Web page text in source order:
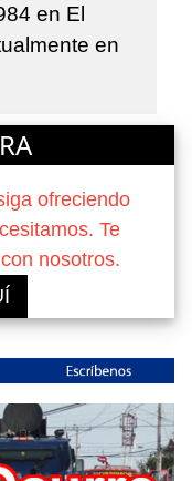
en El
en
ofreciendo
Te
nosotros.